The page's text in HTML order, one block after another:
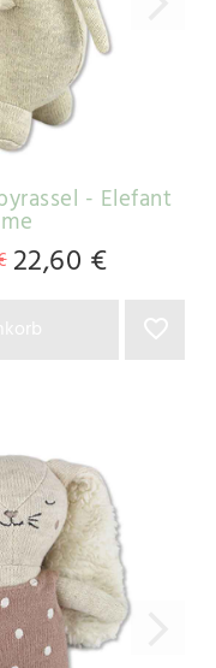
- Elefant
22,60 €